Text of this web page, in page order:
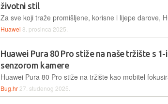
životni stil
Huawei 8. prosinca 2025.
Huawei Pura 80 Pro stiže na naše tržište s
senzorom kamere
Bug.hr 27. studenog 2025.